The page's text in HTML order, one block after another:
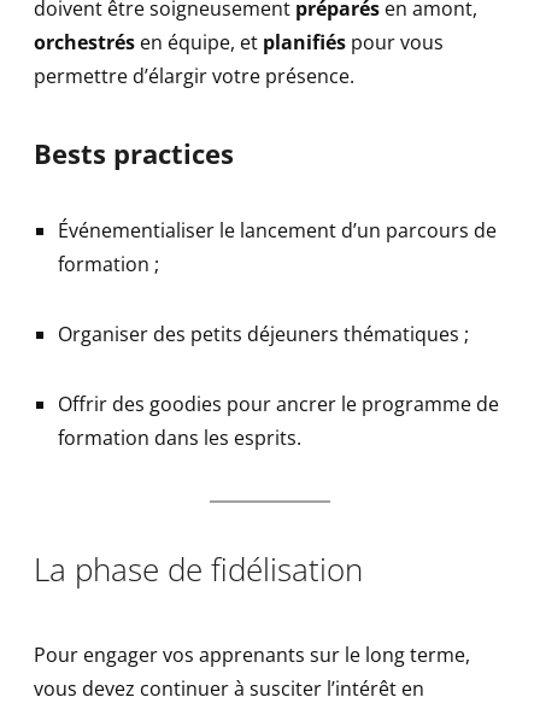
doivent être soigneusement préparés en amont,
orchestrés en équipe, et planifiés pour vous
permettre d’élargir votre présence.
Bests practices
Événementialiser le lancement d’un parcours de
formation ;
Organiser des petits déjeuners thématiques ;
Offrir des goodies pour ancrer le programme de
formation dans les esprits.
La phase de fidélisation
Pour engager vos apprenants sur le long terme,
vous devez continuer à susciter l’intérêt en